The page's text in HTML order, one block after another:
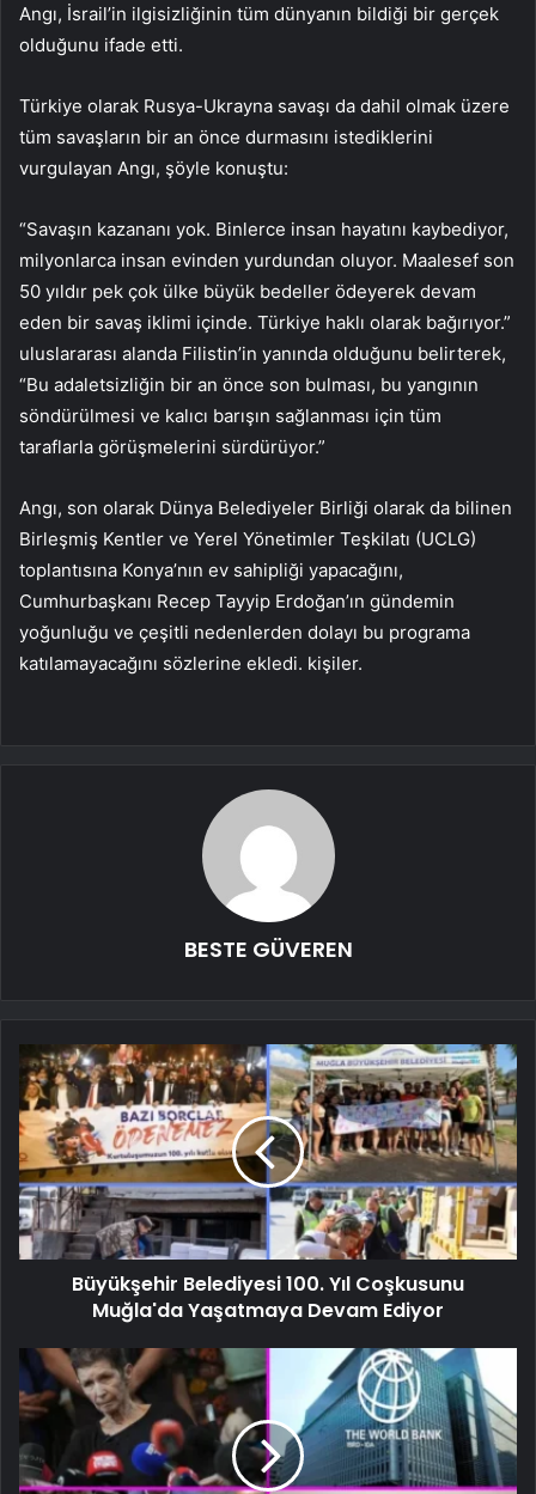
Angı, İsrail’in ilgisizliğinin tüm dünyanın bildiği bir gerçek
olduğunu ifade etti.
Türkiye olarak Rusya-Ukrayna savaşı da dahil olmak üzere
tüm savaşların bir an önce durmasını istediklerini
vurgulayan Angı, şöyle konuştu:
“Savaşın kazananı yok. Binlerce insan hayatını kaybediyor,
milyonlarca insan evinden yurdundan oluyor. Maalesef son
50 yıldır pek çok ülke büyük bedeller ödeyerek devam
eden bir savaş iklimi içinde. Türkiye haklı olarak bağırıyor.”
uluslararası alanda Filistin’in yanında olduğunu belirterek,
“Bu adaletsizliğin bir an önce son bulması, bu yangının
söndürülmesi ve kalıcı barışın sağlanması için tüm
taraflarla görüşmelerini sürdürüyor.”
Angı, son olarak Dünya Belediyeler Birliği olarak da bilinen
Birleşmiş Kentler ve Yerel Yönetimler Teşkilatı (UCLG)
toplantısına Konya’nın ev sahipliği yapacağını,
Cumhurbaşkanı Recep Tayyip Erdoğan’ın gündemin
yoğunluğu ve çeşitli nedenlerden dolayı bu programa
katılamayacağını sözlerine ekledi. kişiler.
BESTE GÜVEREN
Büyükşehir Belediyesi 100. Yıl Coşkusunu
Muğla'da Yaşatmaya Devam Ediyor